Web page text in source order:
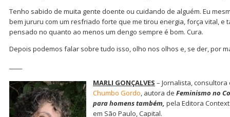
Tenho sabido de muita gente doente ou cuidando de alguém. Eu
bem jururu com um resfriado forte que me tirou energia, força vital, e
pensado no quanto ao menos um dengo sempre é bom. Cura.
Depois podemos falar sobre tudo isso, olho nos olhos e, se der, por
MARLI GONÇALVES – Jornalista,
Chumbo Gordo, autora de Feminismo no
para homens também, pela Editora
em São Paulo, Capital.